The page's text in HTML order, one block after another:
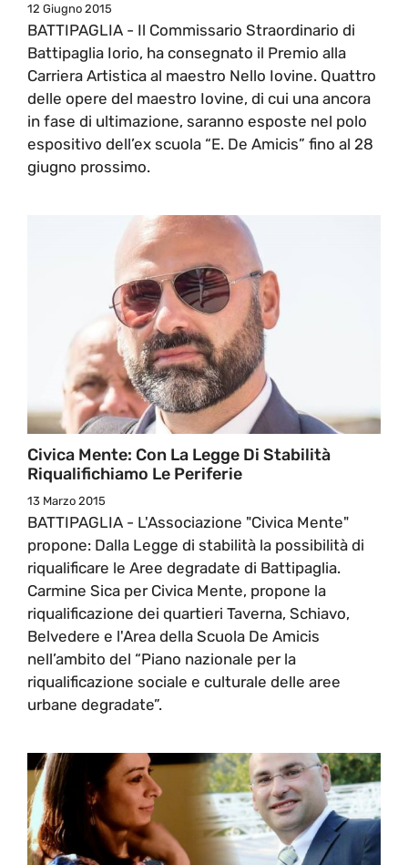
12 Giugno 2015
BATTIPAGLIA - Il Commissario Straordinario di
Battipaglia Iorio, ha consegnato il Premio alla
Carriera Artistica al maestro Nello Iovine. Quattro
delle opere del maestro Iovine, di cui una ancora
in fase di ultimazione, saranno esposte nel polo
espositivo dell’ex scuola “E. De Amicis” fino al 28
giugno prossimo.
Civica Mente: Con La Legge Di Stabilità
Riqualifichiamo Le Periferie
13 Marzo 2015
BATTIPAGLIA - L'Associazione "Civica Mente"
propone: Dalla Legge di stabilità la possibilità di
riqualificare le Aree degradate di Battipaglia.
Carmine Sica per Civica Mente, propone la
riqualificazione dei quartieri Taverna, Schiavo,
Belvedere e l'Area della Scuola De Amicis
nell’ambito del “Piano nazionale per la
riqualificazione sociale e culturale delle aree
urbane degradate”.